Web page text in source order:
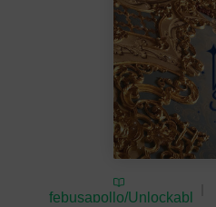
febusapollo/Unlockabl